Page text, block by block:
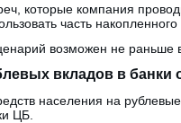
которые компания
часть
возможен не раньше
вкладов в банки
населения на
ЦБ.